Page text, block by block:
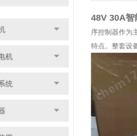
机
统
48V 30A智
序控制器作为
特点。整套设